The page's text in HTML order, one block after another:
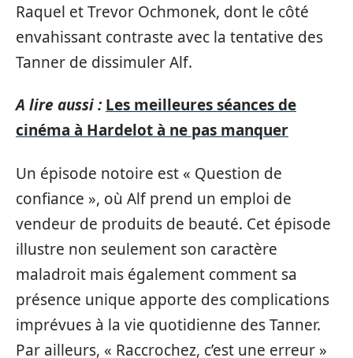
Raquel et Trevor Ochmonek, dont le côté
envahissant contraste avec la tentative des
Tanner de dissimuler Alf.
A lire aussi : Les meilleures séances de
cinéma à Hardelot à ne pas manquer
Un épisode notoire est « Question de
confiance », où Alf prend un emploi de
vendeur de produits de beauté. Cet épisode
illustre non seulement son caractère
maladroit mais également comment sa
présence unique apporte des complications
imprévues à la vie quotidienne des Tanner.
Par ailleurs, « Raccrochez, c’est une erreur »